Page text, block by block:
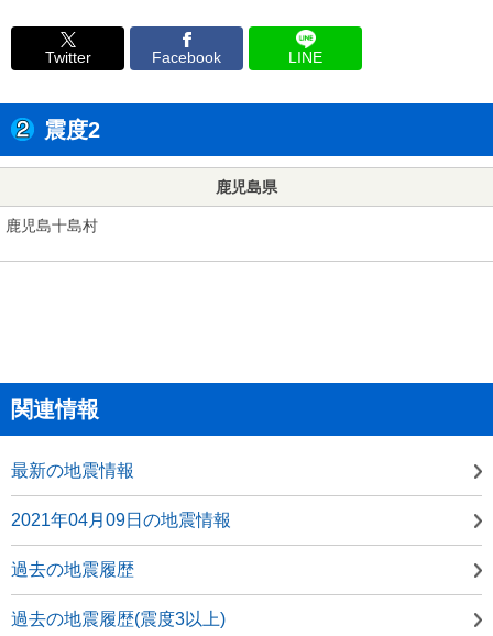
Twitter Facebook LINE
震度2
鹿児島県
鹿児島十島村
関連情報
最新の地震情報
2021年04月09日の地震情報
過去の地震履歴
過去の地震履歴(震度3以上)